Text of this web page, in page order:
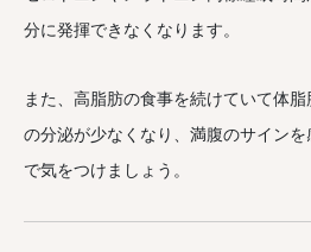
分に発揮できなくなります。
また、高脂肪の食事を続けていて体
の分泌が少なくなり、満腹のサイン
で気をつけましょう。